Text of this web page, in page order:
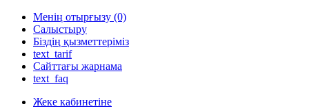
Менің отырғызу (0)
Салыстыру
Біздің қызметтеріміз
text_tarif
Сайттағы жарнама
text_faq
Жеке кабинетіне